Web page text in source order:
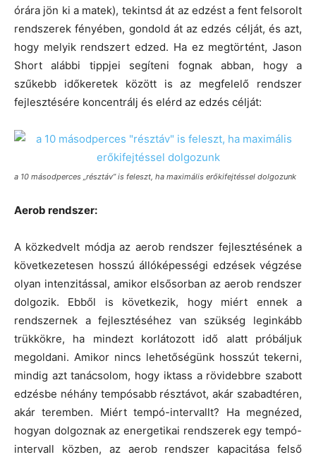
órára jön ki a matek), tekintsd át az edzést a fent felsorolt
rendszerek fényében, gondold át az edzés célját, és azt,
hogy melyik rendszert edzed. Ha ez megtörtént, Jason
Short alábbi tippjei segíteni fognak abban, hogy a
szűkebb időkeretek között is az megfelelő rendszer
fejlesztésére koncentrálj és elérd az edzés célját:
a 10 másodperces „résztáv” is feleszt, ha maximális erőkifejtéssel dolgozunk
Aerob rendszer:
A közkedvelt módja az aerob rendszer fejlesztésének a
következetesen hosszú állóképességi edzések végzése
olyan intenzitással, amikor elsősorban az aerob rendszer
dolgozik. Ebből is következik, hogy miért ennek a
rendszernek a fejlesztéséhez van szükség leginkább
trükkökre, ha mindezt korlátozott idő alatt próbáljuk
megoldani. Amikor nincs lehetőségünk hosszút tekerni,
mindig azt tanácsolom, hogy iktass a rövidebbre szabott
edzésbe néhány tempósabb résztávot, akár szabadtéren,
akár teremben. Miért tempó-intervallt? Ha megnézed,
hogyan dolgoznak az energetikai rendszerek egy tempó-
intervall közben, az aerob rendszer kapacitása felső